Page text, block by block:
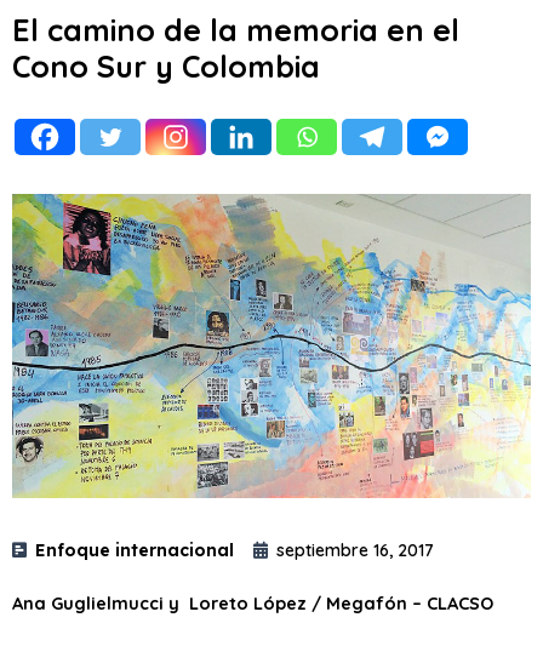
El camino de la memoria en el
Cono Sur y Colombia
Enfoque internacional septiembre 16, 2017
Ana Guglielmucci y Loreto López / Megafón – CLACSO